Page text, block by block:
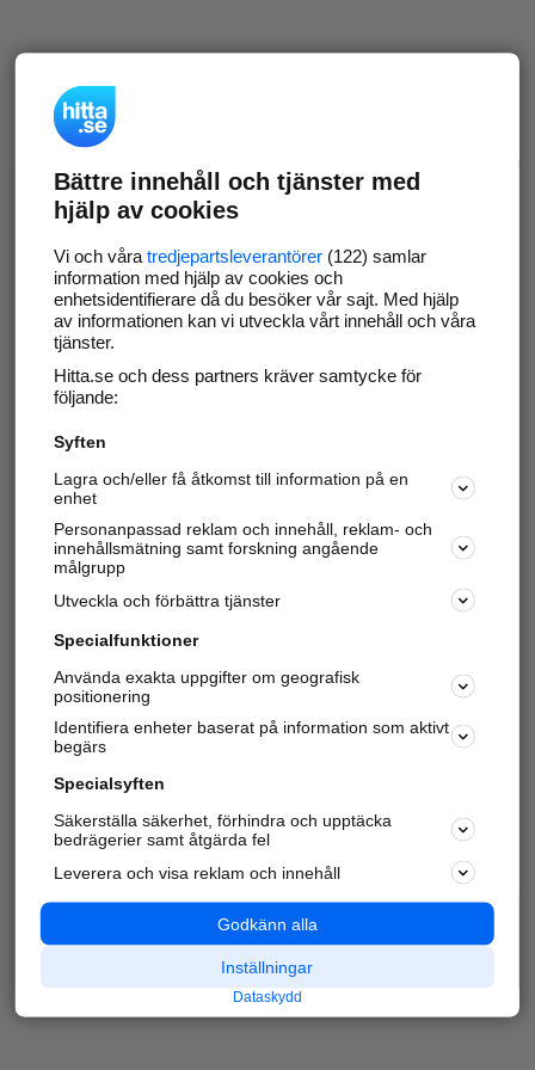
Bättre innehåll och tjänster med
hjälp av cookies
Vi och våra tredjepartsleverantörer(122) samlar
information med hjälp av cookies och
enhetsidentifierare då du besöker vår sajt. Med hjälp
av informationen kan vi utveckla vårt innehåll och våra
tjänster.
Hitta.se och dess partners kräver samtycke för
följande:
Syften
Lagra och/eller få åtkomst till information på en
enhet
Personanpassad reklam och innehåll, reklam- och
innehållsmätning samt forskning angående
målgrupp
Utveckla och förbättra tjänster
Specialfunktioner
Använda exakta uppgifter om geografisk
positionering
Identifiera enheter baserat på information som aktivt
begärs
Specialsyften
Säkerställa säkerhet, förhindra och upptäcka
bedrägerier samt åtgärda fel
Leverera och visa reklam och innehåll
Godkänn alla
Inställningar
Dataskydd